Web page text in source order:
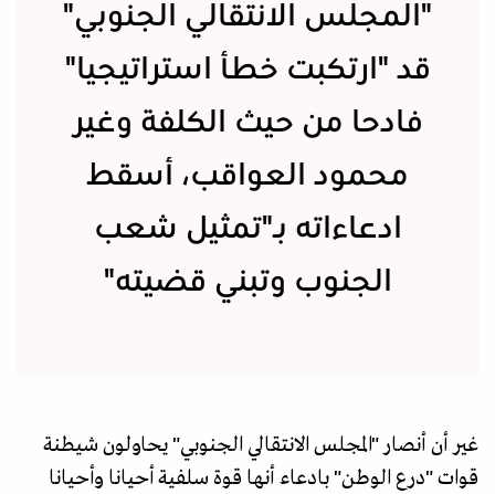
"المجلس الانتقالي الجنوبي"
قد "ارتكبت خطأ استراتيجيا"
فادحا من حيث الكلفة وغير
محمود العواقب، أسقط
ادعاءاته بـ"تمثيل شعب
الجنوب وتبني قضيته"
غير أن أنصار "المجلس الانتقالي الجنوبي" يحاولون شيطنة
قوات "درع الوطن" بادعاء أنها قوة سلفية أحيانا وأحيانا